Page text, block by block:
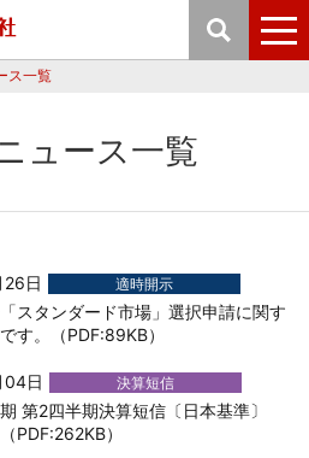
ス一覧
ュース一覧
26日 適時開示
スタンダード市場」選択申請に関す
す。（PDF:89KB）
04日 決算短信
第2四半期決算短信〔日本基準〕
PDF:262KB）